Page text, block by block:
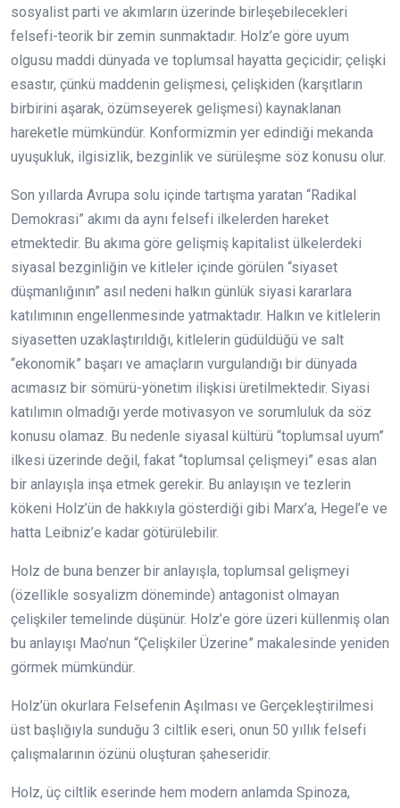
sosyalist parti ve akımların üzerinde birleşebilecekleri
felsefi-teorik bir zemin sunmaktadır. Holz’e göre uyum
olgusu maddi dünyada ve toplumsal hayatta geçicidir; çelişki
esastır, çünkü maddenin gelişmesi, çelişkiden (karşıtların
birbirini aşarak, özümseyerek gelişmesi) kaynaklanan
hareketle mümkündür. Konformizmin yer edindiği mekanda
uyuşukluk, ilgisizlik, bezginlik ve sürüleşme söz konusu olur.
Son yıllarda Avrupa solu içinde tartışma yaratan “Radikal
Demokrasi” akımı da aynı felsefi ilkelerden hareket
etmektedir. Bu akıma göre gelişmiş kapitalist ülkelerdeki
siyasal bezginliğin ve kitleler içinde görülen “siyaset
düşmanlığının” asıl nedeni halkın günlük siyasi kararlara
katılımının engellenmesinde yatmaktadır. Halkın ve kitlelerin
siyasetten uzaklaştırıldığı, kitlelerin güdüldüğü ve salt
“ekonomik” başarı ve amaçların vurgulandığı bir dünyada
acımasız bir sömürü-yönetim ilişkisi üretilmektedir. Siyasi
katılımın olmadığı yerde motivasyon ve sorumluluk da söz
konusu olamaz. Bu nedenle siyasal kültürü “toplumsal uyum”
ilkesi üzerinde değil, fakat “toplumsal çelişmeyi” esas alan
bir anlayışla inşa etmek gerekir. Bu anlayışın ve tezlerin
kökeni Holz’ün de hakkıyla gösterdiği gibi Marx’a, Hegel’e ve
hatta Leibniz’e kadar götürülebilir.
Holz de buna benzer bir anlayışla, toplumsal gelişmeyi
(özellikle sosyalizm döneminde) antagonist olmayan
çelişkiler temelinde düşünür. Holz’e göre üzeri küllenmiş olan
bu anlayışı Mao’nun “Çelişkiler Üzerine” makalesinde yeniden
görmek mümkündür.
Holz’ün okurlara Felsefenin Aşılması ve Gerçekleştirilmesi
üst başlığıyla sunduğu 3 ciltlik eseri, onun 50 yıllık felsefi
çalışmalarının özünü oluşturan şaheseridir.
Holz, üç ciltlik eserinde hem modern anlamda Spinoza,